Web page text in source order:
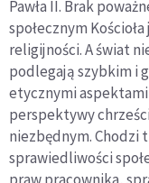
Pawła II. Brak
społecznym
religijności. A świat
podlegają szybkim i
etycznymi
perspektywy
niezbędnym. Chodzi
sprawiedliwości